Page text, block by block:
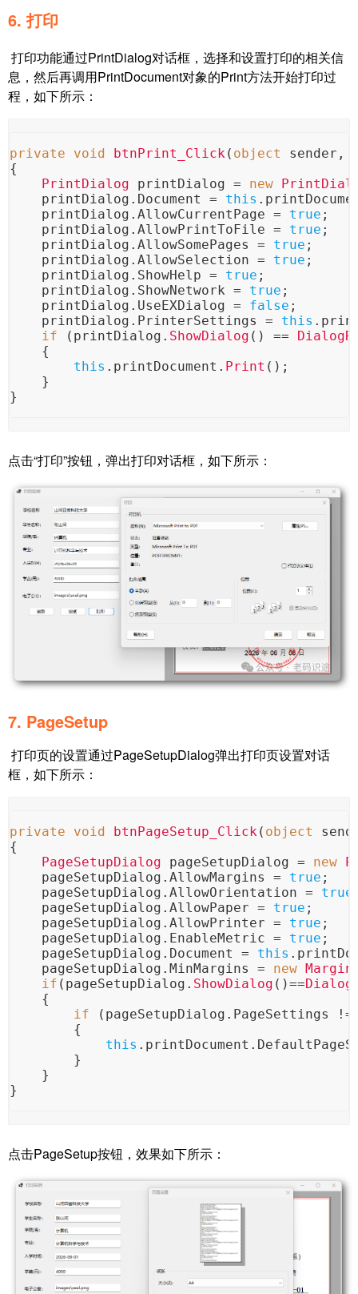
6. 打印
打印功能通过PrintDialog对话框，选择和设置打印的相关信
息，然后再调用PrintDocument对象的Print方法开始打印过
程，如下所示：
private void btnPrint_Click( object sender,
{
PrintDialog printDialog = new
printDialog. Document = this .
printDialog. AllowCurrentPage = true ;
printDialog. AllowPrintToFile = true ;
printDialog. AllowSomePages = true ;
printDialog. AllowSelection = true ;
printDialog. ShowHelp = true ;
printDialog. ShowNetwork = true ;
printDialog. UseEXDialog = false ;
printDialog. PrinterSettings = this .
if (printDialog. ShowDialog () ==
{
this . printDocument . Print ();
}
}
点击“打印”按钮，弹出打印对话框，如下所示：
7. PageSetup
打印页的设置通过PageSetupDialog弹出打印页设置对话
框，如下所示：
private void btnPageSetup_Click ( object
{
PageSetupDialog pageSetupDialog = new
pageSetupDialog. AllowMargins = true ;
pageSetupDialog. AllowOrientation = true
pageSetupDialog. AllowPaper = true ;
pageSetupDialog. AllowPrinter = true ;
pageSetupDialog. EnableMetric = true ;
pageSetupDialog. Document = this .
pageSetupDialog. MinMargins = new
if (pageSetupDialog. ShowDialog ()==
{
if (pageSetupDialog. PageSettings
{
this . printDocument .
}
}
}
点击PageSetup按钮，效果如下所示：